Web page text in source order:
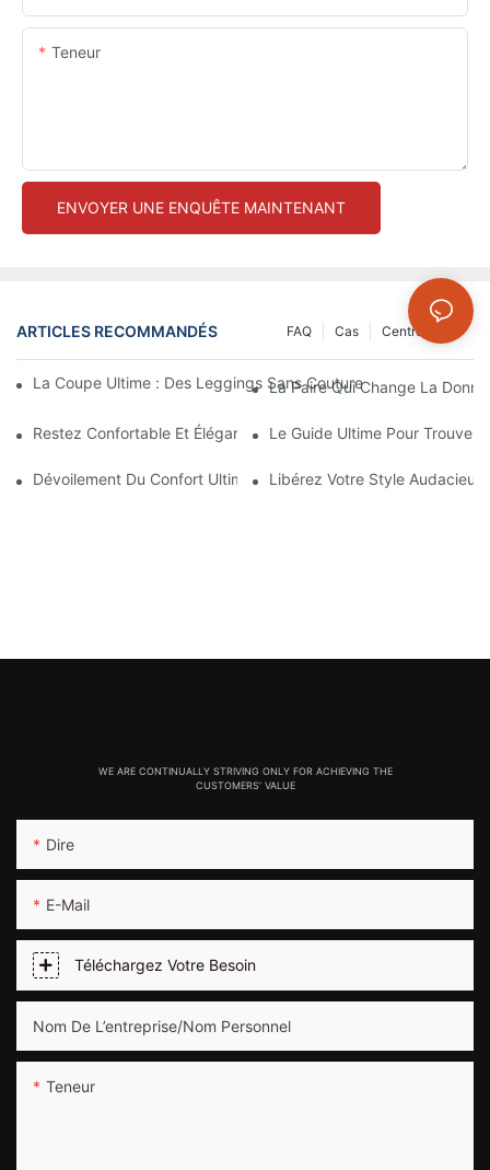
Teneur
ENVOYER UNE ENQUÊTE MAINTENANT
ARTICLES RECOMMANDÉS Centre D'info
Cas
FAQ
La Coupe Ultime : Des Leggings Sans Couture Anthracite Pour
La Paire Qui Change La
Restez Confortable Et Élégant Avec Ces Leggings Épais Sans
Le Guide Ultime Pour Trouver
Dévoilement Du Confort Ultime : Des Leggings Au Design Sans
Libérez Votre Style
WE ARE CONTINUALLY STRIVING ONLY FOR ACHIEVING THE
CUSTOMERS' VALUE
Dire
E-Mail
Téléchargez Votre Besoin
Nom De L’entreprise/Nom Personnel
Teneur